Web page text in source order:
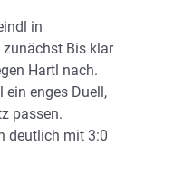
in
zunächst Bis klar
Hartl nach.
ein enges Duell,
passen.
deutlich mit 3:0